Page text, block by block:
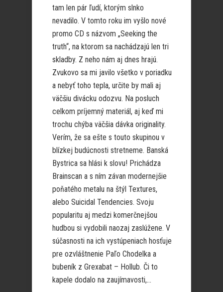
tam len pár ľudí, ktorým slnko
nevadilo. V tomto roku im vyšlo nové
promo CD s názvom „Seeking the
truth“, na ktorom sa nachádzajú len tri
skladby. Z neho nám aj dnes hrajú.
Zvukovo sa mi javilo všetko v poriadku
a nebyť toho tepla, určite by mali aj
väčšiu divácku odozvu. Na posluch
celkom príjemný materiál, aj keď mi
trochu chýba väčšia dávka originality.
Verím, že sa ešte s touto skupinou v
blízkej budúcnosti stretneme. Banská
Bystrica sa hlási k slovu! Prichádza
Brainscan a s ním závan modernejšie
poňatého metalu na štýl Textures,
alebo Suicidal Tendencies. Svoju
popularitu aj medzi komerčnejšou
hudbou si vydobili naozaj zaslúžene. V
súčasnosti na ich vystúpeniach hosťuje
pre ozvláštnenie Paľo Chodelka a
bubeník z Grexabat – Hollub. Či to
kapele dodalo na zaujímavosti,...